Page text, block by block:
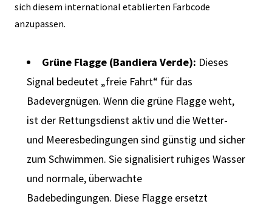
sich diesem international etablierten Farbcode
anzupassen.
Grüne Flagge (Bandiera Verde): Dieses
Signal bedeutet „freie Fahrt“ für das
Badevergnügen. Wenn die grüne Flagge weht,
ist der Rettungsdienst aktiv und die Wetter-
und Meeresbedingungen sind günstig und sicher
zum Schwimmen. Sie signalisiert ruhiges Wasser
und normale, überwachte
Badebedingungen. Diese Flagge ersetzt